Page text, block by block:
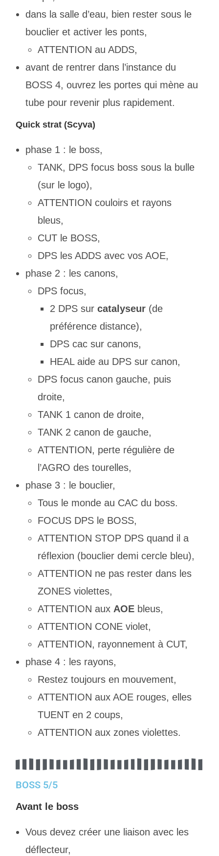
dans la salle d’eau, bien rester sous le
bouclier et activer les ponts,
ATTENTION au ADDS,
avant de rentrer dans l’instance du
BOSS 4, ouvrez les portes qui mène au
tube pour revenir plus rapidement.
Quick strat (Scyva)
phase 1 : le boss,
TANK, DPS focus boss sous la bulle
(sur le logo),
ATTENTION couloirs et rayons
bleus,
CUT le BOSS,
DPS les ADDS avec vos AOE,
phase 2 : les canons,
DPS focus,
2 DPS surcatalyseur (de
préférence distance),
DPS cac sur canons,
HEAL aide au DPS sur canon,
DPS focus canon gauche, puis
droite,
TANK 1 canon de droite,
TANK 2 canon de gauche,
ATTENTION, perte régulière de
l’AGRO des tourelles,
phase 3 : le bouclier,
Tous le monde au CAC du boss.
FOCUS DPS le BOSS,
ATTENTION STOP DPS quand il a
réflexion (bouclier demi cercle bleu),
ATTENTION ne pas rester dans les
ZONES violettes,
ATTENTION aux AOE bleus,
ATTENTION CONE violet,
ATTENTION, rayonnement à CUT,
phase 4 : les rayons,
Restez toujours en mouvement,
ATTENTION aux AOE rouges, elles
TUENT en 2 coups,
ATTENTION aux zones violettes.
BOSS 5/5
Avant le boss
Vous devez créer une liaison avec les
déflecteur,